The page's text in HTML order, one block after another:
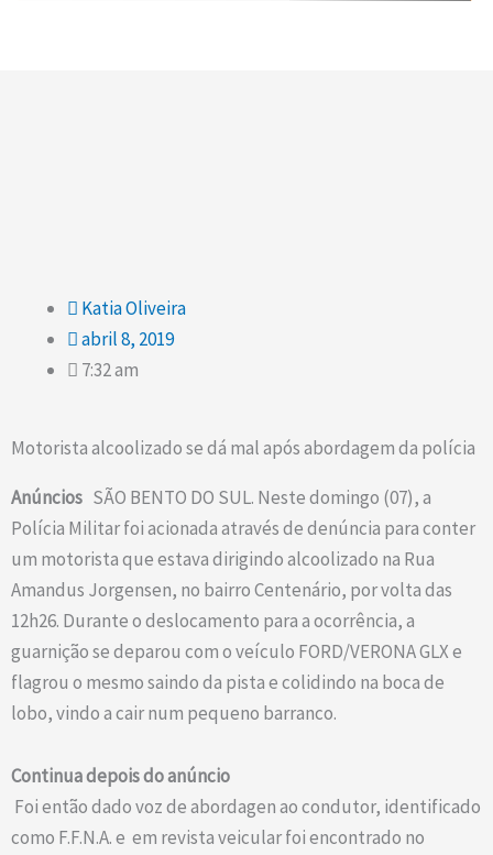
Katia Oliveira
abril 8, 2019
7:32 am
Motorista alcoolizado se dá mal após abordagem da polícia
Anúncios SÃO BENTO DO SUL. Neste domingo (07), a
Polícia Militar foi acionada através de denúncia para conter
um motorista que estava dirigindo alcoolizado na Rua
Amandus Jorgensen, no bairro Centenário, por volta das
12h26. Durante o deslocamento para a ocorrência, a
guarnição se deparou com o veículo FORD/VERONA GLX e
flagrou o mesmo saindo da pista e colidindo na boca de
lobo, vindo a cair num pequeno barranco.
Continua depois do anúncio
Foi então dado voz de abordagen ao condutor, identificado
como F.F.N.A. e em revista veicular foi encontrado no